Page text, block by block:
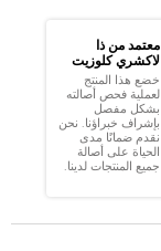
معتمد من ذا
لاكشري كلوزيت
خضع هذا المنتج
لعملية فحص أصالته
بشكل مفصل
بإشراف خبراؤنا. نحن
نقدم ضمانًا مدى
الحياة على أصالة
جميع المنتجات لدينا.